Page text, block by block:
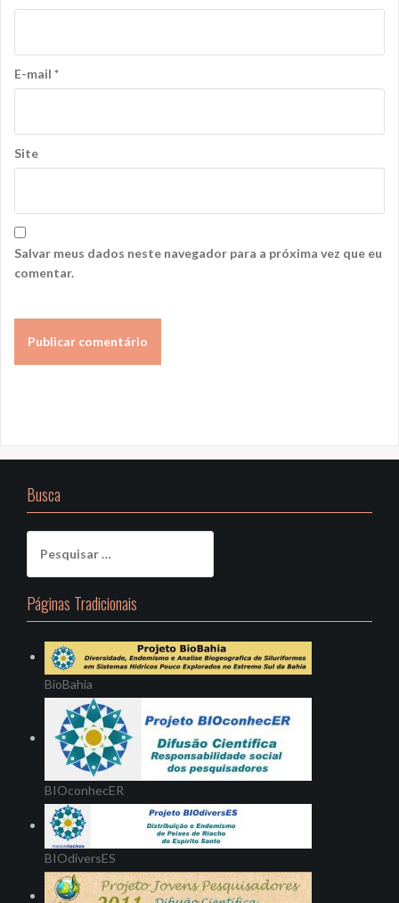
E-mail *
Site
Salvar meus dados neste navegador para a próxima vez que eu
comentar.
Busca
por:
Páginas Tradicionais
BioBahia
BIOconhecER
BIOdiversES